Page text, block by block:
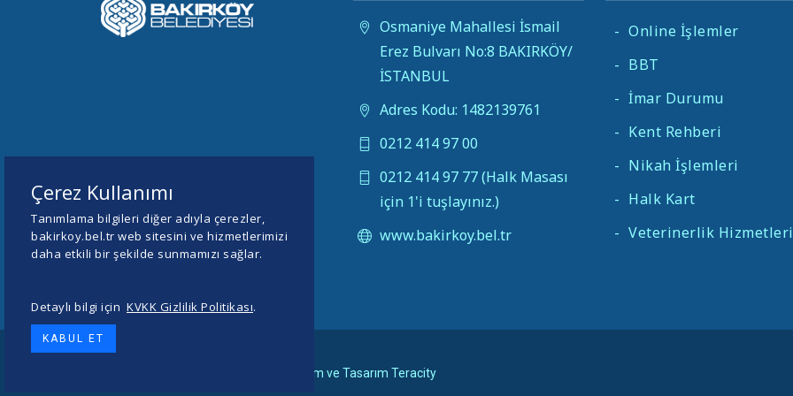
Osmaniye Mahallesi İsmail
Erez Bulvarı No:8 BAKIRKÖY/
İSTANBUL
Adres Kodu: 1482139761
0212 414 97 00
0212 414 97 77 (Halk Masası
için 1'i tuşlayınız.)
www.bakirkoy.bel.tr
- Online İşlemler
- BBT
- İmar Durumu
- Kent Rehberi
- Nikah İşlemleri
- Halk Kart
- Veterinerlik Hizmetleri
Yazılım ve Tasarım Teracity
Çerez Kullanımı
Tanımlama bilgileri diğer adıyla çerezler,
bakirkoy.bel.tr web sitesini ve hizmetlerimizi
daha etkili bir şekilde sunmamızı sağlar.
Detaylı bilgi için KVKK Gizlilik Politikası.
KABUL ET